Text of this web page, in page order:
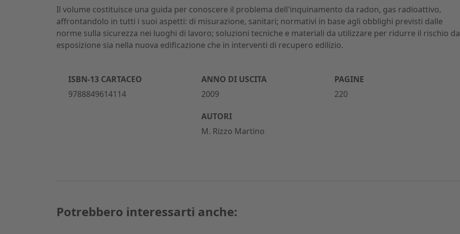
Il volume costituisce una guida per conoscere il problema dell'inquinamento da radon, gas radioattivo,
affrontandolo in tutti i suoi aspetti: di misurazione, sanitari; normativi in base agli obblighi previsti dalle
norme sulla sicurezza nei luoghi di lavoro; soluzioni tecniche e materiali da utilizzare per ridurre il rischio da
esposizione sia nella nuova edificazione che in interventi di recupero edilizio.
ISBN-13 CARTACEO
9788849614114
ANNO DI USCITA
2009
AUTORI
M. Rizzo Martino
PAGINE
220
Potrebbero interessarti anche: